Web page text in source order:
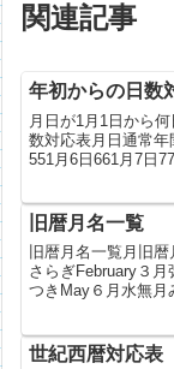
関連記事
年初からの日数
月日が1月1日から
数対応表月日通常年
551月6日661月7日
旧暦月名一覧
旧暦月名一覧月旧
さらぎFebruary３
つきMay６月水無月
世紀西暦対応表